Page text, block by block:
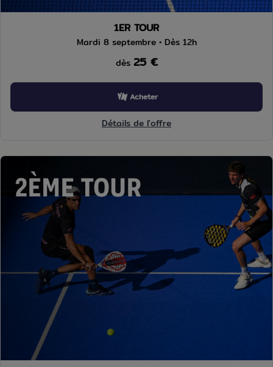
1ER TOUR
Mardi 8 septembre • Dès 12h
dès 25 €
Acheter
Détails de l'offre